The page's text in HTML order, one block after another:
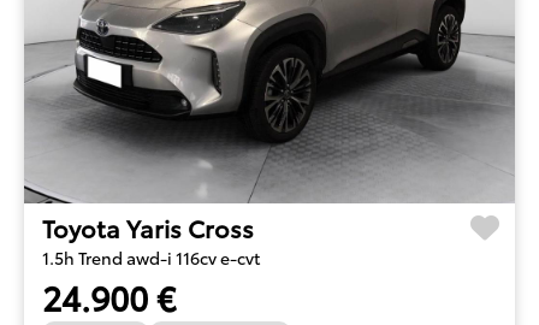
Toyota Yaris Cross
1.5h Trend awd-i 116cv e-cvt
24.900 €